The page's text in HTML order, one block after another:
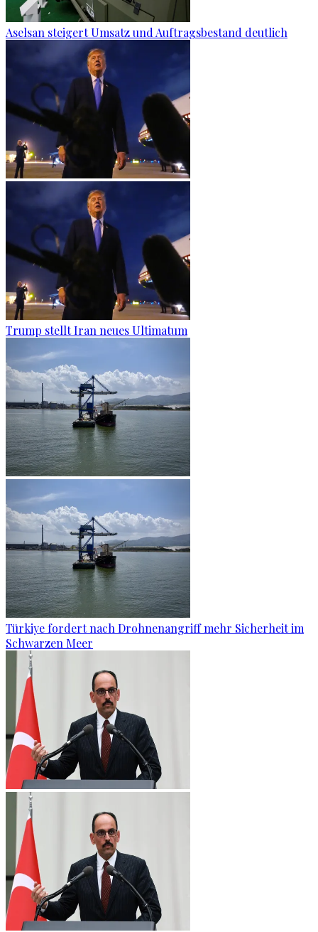
Aselsan steigert Umsatz und Auftragsbestand deutlich
Trump stellt Iran neues Ultimatum
Türkiye fordert nach Drohnenangriff mehr Sicherheit im
Schwarzen Meer